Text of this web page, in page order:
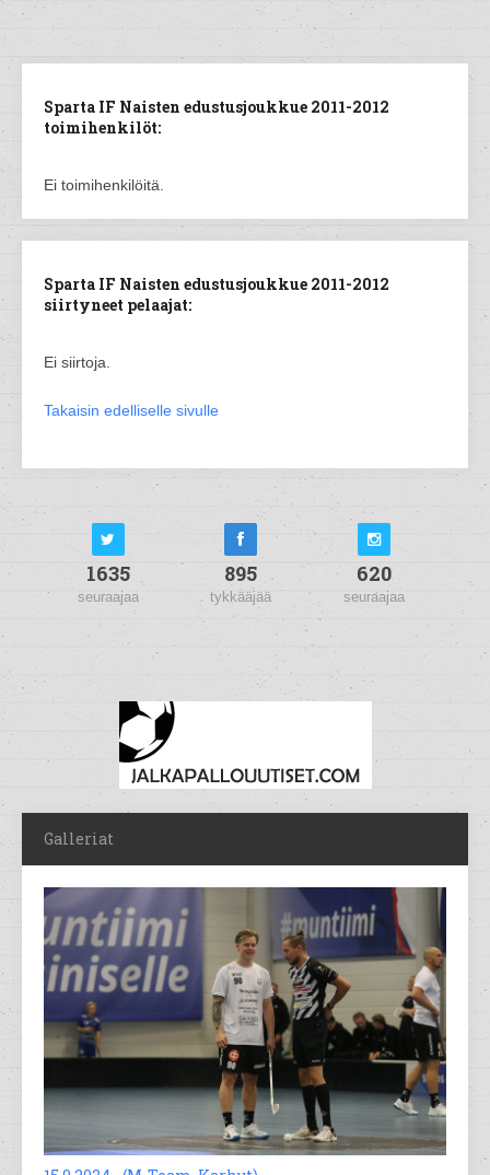
Sparta IF Naisten edustusjoukkue 2011-2012
toimihenkilöt:
Ei toimihenkilöitä.
Sparta IF Naisten edustusjoukkue 2011-2012
siirtyneet pelaajat:
Ei siirtoja.
Takaisin edelliselle sivulle
1635
seuraajaa
895
tykkääjää
620
seuraajaa
Galleriat